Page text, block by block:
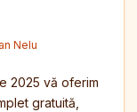
Nelu
2025 vă oferim
gratuită,